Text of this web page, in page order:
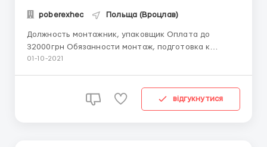
poberexhec Польща (Вроцлав)
Должность монтажник, упаковщик Оплата до
32000грн Обязанности монтаж, подготовка к
отправке, маркировка Требования мужчины и
S.A. является крупнейшим польским производителем
01-10-2021
відгукнутися